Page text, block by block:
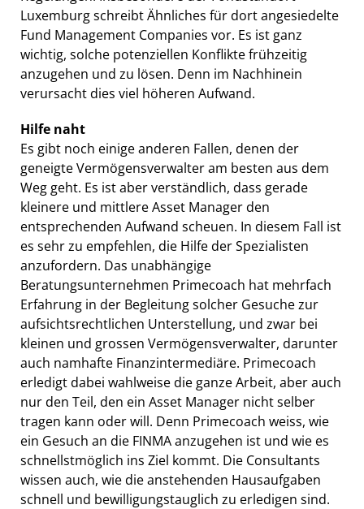
Luxemburg schreibt Ähnliches für dort angesiedelte
Fund Management Companies vor. Es ist ganz
wichtig, solche potenziellen Konflikte frühzeitig
anzugehen und zu lösen. Denn im Nachhinein
verursacht dies viel höheren Aufwand.
Hilfe naht
Es gibt noch einige anderen Fallen, denen der
geneigte Vermögensverwalter am besten aus dem
Weg geht. Es ist aber verständlich, dass gerade
kleinere und mittlere Asset Manager den
entsprechenden Aufwand scheuen. In diesem Fall ist
es sehr zu empfehlen, die Hilfe der Spezialisten
anzufordern. Das unabhängige
Beratungsunternehmen Primecoach hat mehrfach
Erfahrung in der Begleitung solcher Gesuche zur
aufsichtsrechtlichen Unterstellung, und zwar bei
kleinen und grossen Vermögensverwalter, darunter
auch namhafte Finanzintermediäre. Primecoach
erledigt dabei wahlweise die ganze Arbeit, aber auch
nur den Teil, den ein Asset Manager nicht selber
tragen kann oder will. Denn Primecoach weiss, wie
ein Gesuch an die FINMA anzugehen ist und wie es
schnellstmöglich ins Ziel kommt. Die Consultants
wissen auch, wie die anstehenden Hausaufgaben
schnell und bewilligungstauglich zu erledigen sind.